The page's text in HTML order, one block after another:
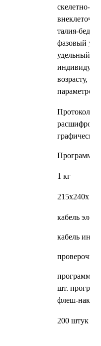
скелетно-
талия-
фазовый
удельный
возрасту,
параметров.
Протоколы:
Программа
1 кг
215х240х115
кабель
кабель
шт.
флеш-
200 штук